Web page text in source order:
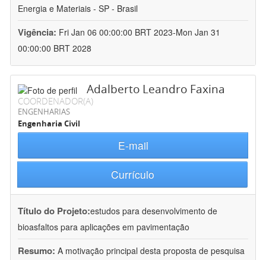
Energia e Materiais - SP - Brasil
Vigência: Fri Jan 06 00:00:00 BRT 2023-Mon Jan 31
00:00:00 BRT 2028
Adalberto Leandro Faxina
COORDENADOR(A)
ENGENHARIAS
Engenharia Civil
E-mail
Currículo
Título do Projeto:estudos para desenvolvimento de
bioasfaltos para aplicações em pavimentação
Resumo: A motivação principal desta proposta de pesquisa